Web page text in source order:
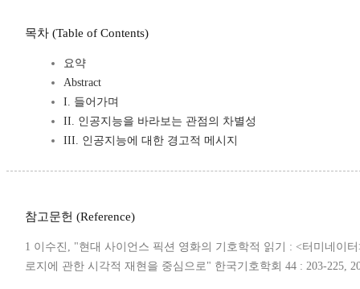
목차 (Table of Contents)
요약
Abstract
I. 들어가며
II. 인공지능을 바라보는 관점의 차별성
III. 인공지능에 대한 경고적 메시지
참고문헌 (Reference)
1 이수진, "현대 사이언스 픽션 영화의 기호학적 읽기 : <터미네이
로지에 관한 시각적 재현을 중심으로" 한국기호학회 44 : 203-225,